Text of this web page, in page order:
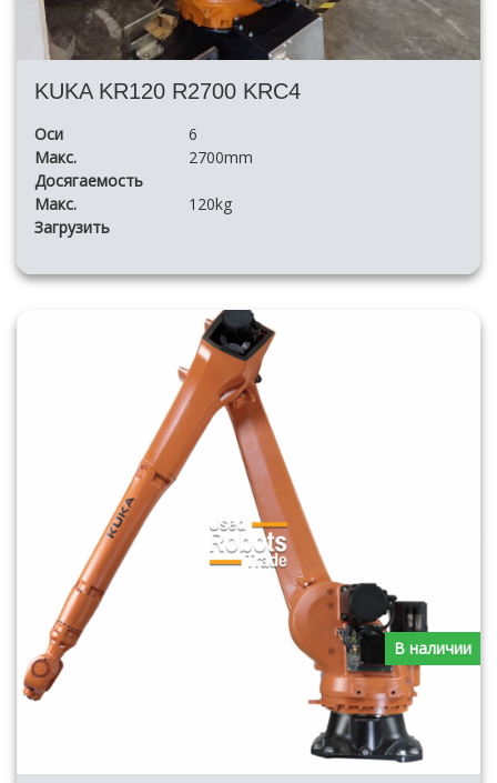
KUKA KR120 R2700 KRC4
Оси
6
Макс.
Досягаемость
2700mm
Макс.
Загрузить
120kg
В наличии